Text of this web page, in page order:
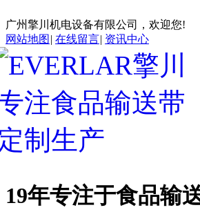
广州擎川机电设备有限公司，欢迎您!
网站地图 | 在线留言| 资讯中心
19年专注于食品输